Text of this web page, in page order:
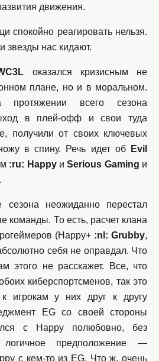
движения.
спокойно реагировать нельзя.
звезды нас кидают.
оказался кризисным не
плане, но и в моральном.
всего сезона
в плей-офф и свои туда
получили от своих ключевых
в спину. Речь идет об
Evil
:ru: HappyиSerious Gaming и
неожиданно перестал
команды. То есть, расчет клана
(Happy+:nl: Grubby,
себя не оправдал. Что
этого не расскажет. Все, что
киберспортсменов, так это
игрокам у них друг к другу
EG со своей стороны
с Happy полюбовно, без
предположение —
с кем-то из EG. Что ж, очень